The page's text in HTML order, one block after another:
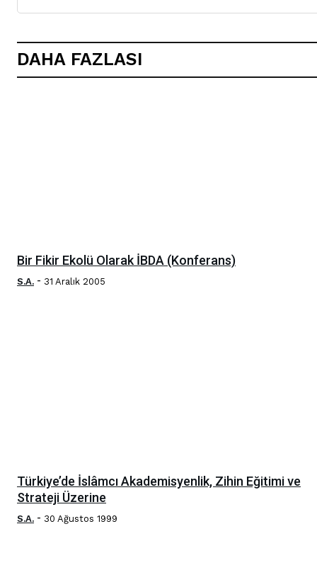
DAHA FAZLASI
Bir Fikir Ekolü Olarak İBDA (Konferans)
S.A. - 31 Aralık 2005
Türkiye’de İslâmcı Akademisyenlik, Zihin Eğitimi ve
Strateji Üzerine
S.A. - 30 Ağustos 1999